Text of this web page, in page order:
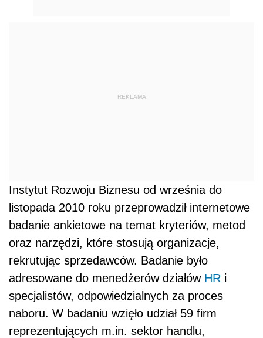
REKLAMA
Instytut Rozwoju Biznesu od września do
listopada 2010 roku przeprowadził internetowe
badanie ankietowe na temat kryteriów, metod
oraz narzędzi, które stosują organizacje,
rekrutując sprzedawców. Badanie było
adresowane do menedżerów działów HR i
specjalistów, odpowiedzialnych za proces
naboru. W badaniu wzięło udział 59 firm
reprezentujących m.in. sektor handlu,